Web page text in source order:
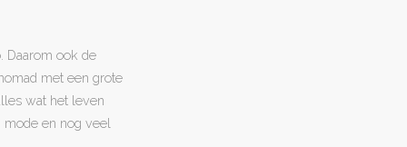
Daarom ook de
met een grote
wat het leven
en nog veel